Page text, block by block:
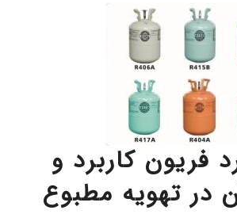
فریون کاربرد و
در تهویه مطبوع